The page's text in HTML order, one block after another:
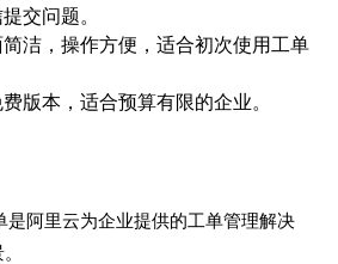
交问题。
简洁，操作方便，适合初次使用工单
费版本，适合预算有限的企业。
是阿里云为企业提供的工单管理解决